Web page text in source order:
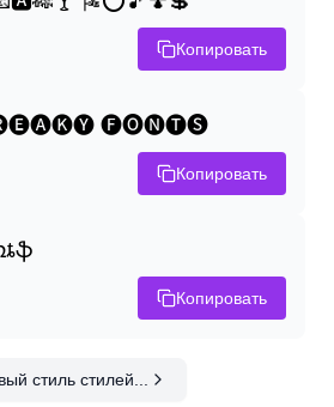
Копировать
🅕🅞🅝🅣🅢
Копировать
Копировать
стиль стилей...